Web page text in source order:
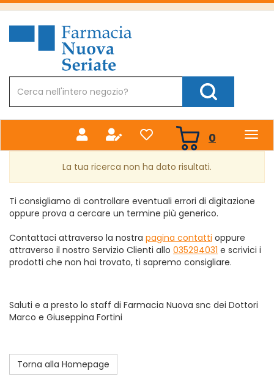
Passa
principale
Farmacia
Nuova
Prodotto
Cerca Prodotto
0 prodotti
inseriti
La tua ricerca non ha dato risultati.
Ti consigliamo di controllare eventuali errori di digitazione
oppure prova a cercare un termine più generico.
Contattaci attraverso la nostra pagina contatti oppure
attraverso il nostro Servizio Clienti allo 035294031 e scrivici i
prodotti che non hai trovato, ti sapremo consigliare.
Saluti e a presto lo staff di Farmacia Nuova snc dei Dottori
Marco e Giuseppina Fortini
Torna alla Homepage